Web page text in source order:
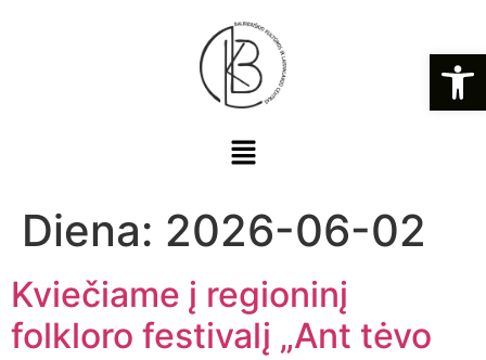
Diena: 2026-06-02
Kviečiame į regioninį
folkloro festivalį „Ant tėvo